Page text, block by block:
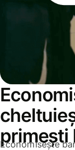
primești
Economisește